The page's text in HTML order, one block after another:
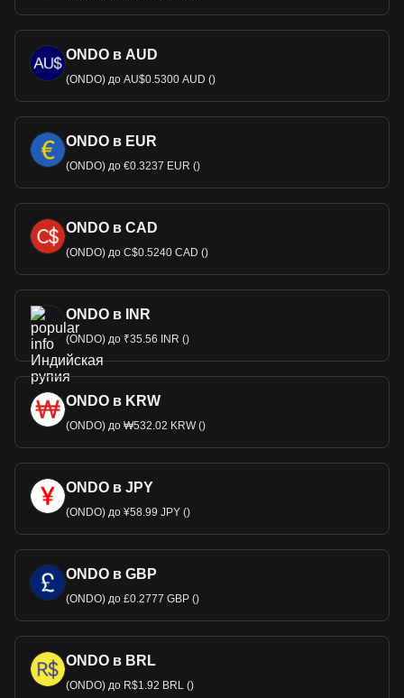
ONDO в AUD
(ONDO) до AU$0.5300 AUD ()
ONDO в EUR
(ONDO) до €0.3237 EUR ()
ONDO в CAD
(ONDO) до C$0.5240 CAD ()
ONDO в INR
(ONDO) до ₹35.56 INR ()
ONDO в KRW
(ONDO) до ₩532.02 KRW ()
ONDO в JPY
(ONDO) до ¥58.99 JPY ()
ONDO в GBP
(ONDO) до £0.2777 GBP ()
ONDO в BRL
(ONDO) до R$1.92 BRL ()